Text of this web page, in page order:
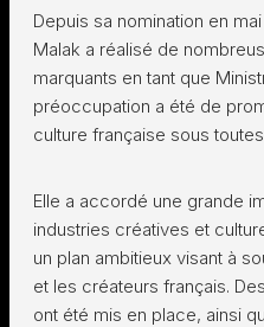
Depuis sa nomination en
Malak a réalisé de
marquants en tant que
préoccupation a été de
culture française sous
Elle a accordé une grande
industries créatives et
un plan ambitieux visant à
et les créateurs français.
ont été mis en place, ainsi